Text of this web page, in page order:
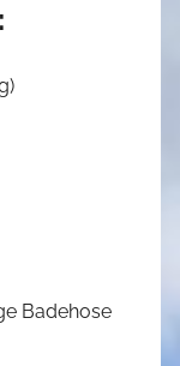
Badehose